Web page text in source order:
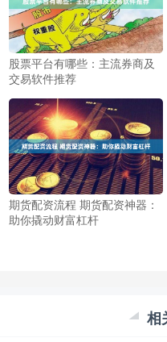
股票平台有哪些：主流券商及
交易软件推荐
期货配资流程 期货配资神器：
助你撬动财富杠杆
相